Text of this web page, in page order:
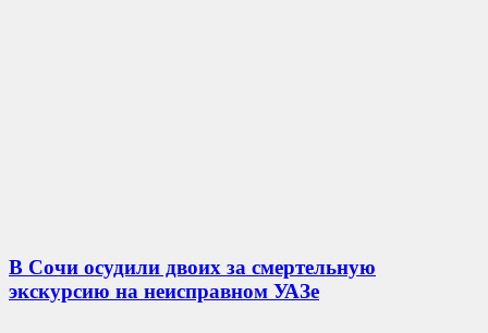
В Сочи осудили двоих за смертельную
экскурсию на неисправном УАЗе